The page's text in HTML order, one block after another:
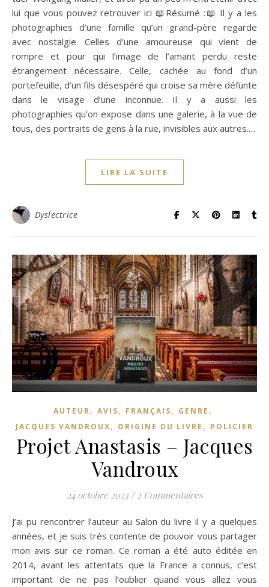
lui que vous pouvez retrouver ici 📖Résumé :📖 Il y a les
photographies d’une famille qu’un grand-père regarde
avec nostalgie. Celles d’une amoureuse qui vient de
rompre et pour qui l’image de l’amant perdu reste
étrangement nécessaire. Celle, cachée au fond d’un
portefeuille, d’un fils désespéré qui croise sa mère défunte
dans le visage d’une inconnue. Il y a aussi les
photographies qu’on expose dans une galerie, à la vue de
tous, des portraits de gens à la rue, invisibles aux autres.…
LIRE LA SUITE
Dyslectrice
AUTEUR, AVIS, FRANÇAIS, GENRE ,
JACQUES VANDROUX, ORIGINE DU LIVRE , POLICIER
Projet Anastasis – Jacques
Vandroux
24 octobre 2023 / 2 Commentaires
J’ai pu rencontrer l’auteur au Salon du livre il y a quelques
années, et je suis très contente de pouvoir vous partager
mon avis sur ce roman. Ce roman a été auto éditée en
2014, avant les attentats que la France a connus, c’est
important de ne pas l’oublier quand vous allez vous